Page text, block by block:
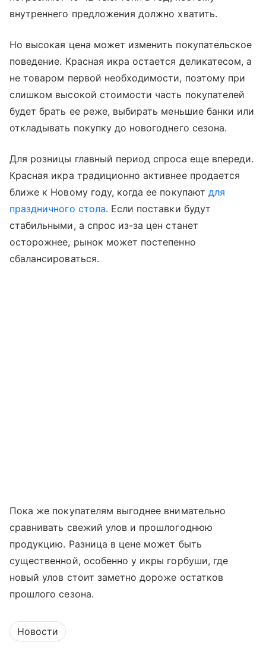
внутреннего предложения должно хватить.
Но высокая цена может изменить покупательское
поведение. Красная икра остается деликатесом, а
не товаром первой необходимости, поэтому при
слишком высокой стоимости часть покупателей
будет брать ее реже, выбирать меньшие банки или
откладывать покупку до новогоднего сезона.
Для розницы главный период спроса еще впереди.
Красная икра традиционно активнее продается
ближе к Новому году, когда ее покупают для
праздничного стола. Если поставки будут
стабильными, а спрос из-за цен станет
осторожнее, рынок может постепенно
сбалансироваться.
Пока же покупателям выгоднее внимательно
сравнивать свежий улов и прошлогоднюю
продукцию. Разница в цене может быть
существенной, особенно у икры горбуши, где
новый улов стоит заметно дороже остатков
прошлого сезона.
Новости